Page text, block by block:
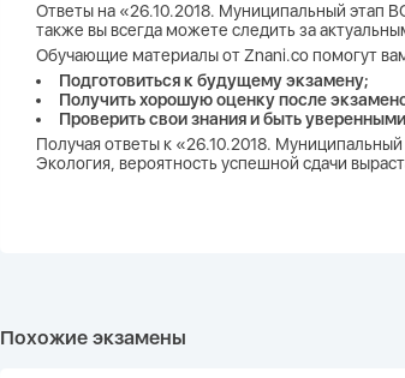
Ответы на «26.10.2018. Муниципальный этап
также вы всегда можете следить за
Обучающие материалы от Znani.co помогут
Подготовиться к будущему экзамену;
Получить хорошую оценку после
Проверить свои знания и быть
Получая ответы к «26.10.2018.
Экология, вероятность успешной сдачи
Похожие экзамены